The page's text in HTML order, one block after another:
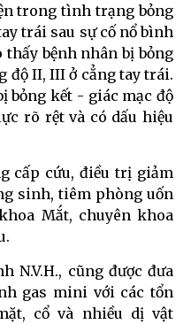
trong tình trạng bỏng
trái sau sự cố nổ bình
bệnh nhân bị bỏng
độ II, III ở cẳng tay trái.
bỏng kết - giác mạc độ
rõ rệt và có dấu hiệu
cấp cứu, điều trị giảm
sinh, tiêm phòng uốn
Mắt, chuyên khoa
N.V.H., cũng được đưa
gas mini với các tổn
cổ và nhiều dị vật